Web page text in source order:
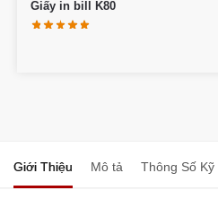
Giấy in bill K80
Giới Thiệu Mô tả Thông Số Kỹ